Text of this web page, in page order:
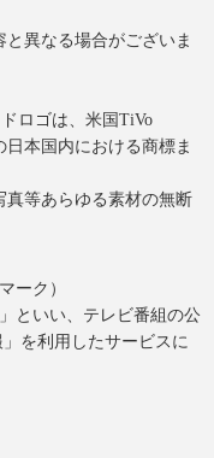
異なる場合がございま
ロゴは、米国TiVo
本国内における商標ま
真等あらゆる素材の無断
ーク）
といい、テレビ番組の公
を利用したサービスに